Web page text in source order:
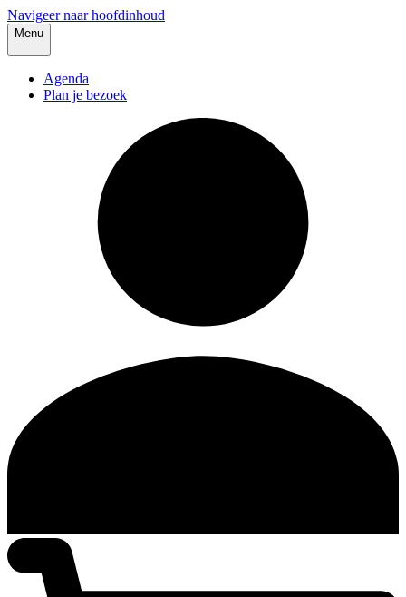
Navigeer naar hoofdinhoud
Menu
Agenda
Plan je bezoek